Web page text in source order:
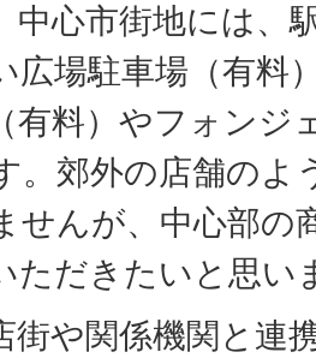
中心市街地には、
広場駐車場（有料
有料）やフォンジ
。郊外の店舗のよ
せんが、中心部の
ただきたいと思い
街や関係機関と連